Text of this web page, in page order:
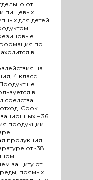
от
пищевых
для детей
по
в
на
4 класс
не
в
средства
Срок
– 36
продукции
продукция
от -38
защиту от
прямых